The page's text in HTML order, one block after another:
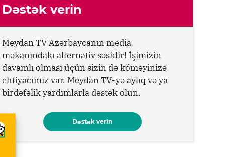
Dəstək verin
Meydan TV Azərbaycanın media
məkanındakı alternativ səsidir! İşimizin
davamlı olması üçün sizin də köməyinizə
ehtiyacımız var. Meydan TV-yə aylıq və ya
birdəfəlik yardımlarla dəstək olun.
Dəstək verin